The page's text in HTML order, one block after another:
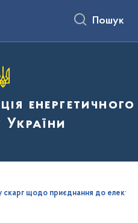
Пошук
енергетичного
України
скарг щодо приєднання до